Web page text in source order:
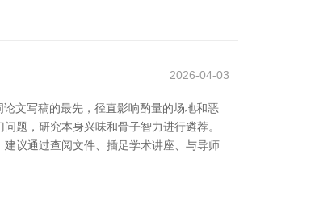
2026-04-03
文写稿的最先，径直影响酌量的场地和恶
题，研究本身兴味和骨子智力进行遴荐。
议通过查阅文件、插足学术讲座、与导师